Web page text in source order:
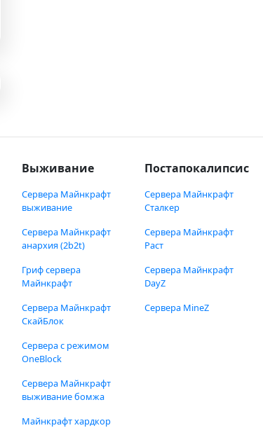
Выживание
Сервера Майнкрафт
выживание
Сервера Майнкрафт
анархия (2b2t)
Гриф сервера
Майнкрафт
Сервера Майнкрафт
СкайБлок
Сервера с режимом
OneBlock
Сервера Майнкрафт
выживание бомжа
Майнкрафт хардкор
Постапокалипсис
Сервера Майнкрафт
Сталкер
Сервера Майнкрафт
Раст
Сервера Майнкрафт
DayZ
Сервера MineZ